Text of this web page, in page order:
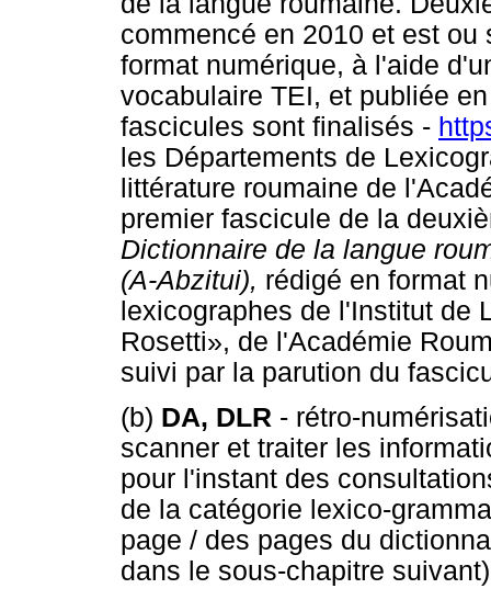
commencé en 2010 et est
format numérique, à l'aide
vocabulaire TEI, et publiée
fascicules sont finalisés -
les Départements de
littérature roumaine de
premier fascicule de la
Dictionnaire de la langue
(A-Abzitui), rédigé en format
lexicographes de l'Institut de
Rosetti», de l'Académie
suivi par la parution du
(b) DA, DLR - rétro-
scanner et traiter les
pour l'instant des
de la catégorie lexico-
page / des pages du
dans le sous-chapitre